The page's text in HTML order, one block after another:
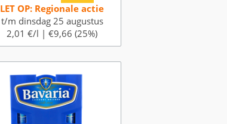
LET OP: Regionale actie
t/m dinsdag 25 augustus
2,01 €/l | €9,66 (25%)